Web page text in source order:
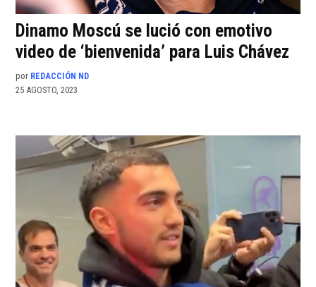
Dinamo Moscú se lució con emotivo
video de ‘bienvenida’ para Luis Chávez
por REDACCIÓN ND
25 AGOSTO, 2023